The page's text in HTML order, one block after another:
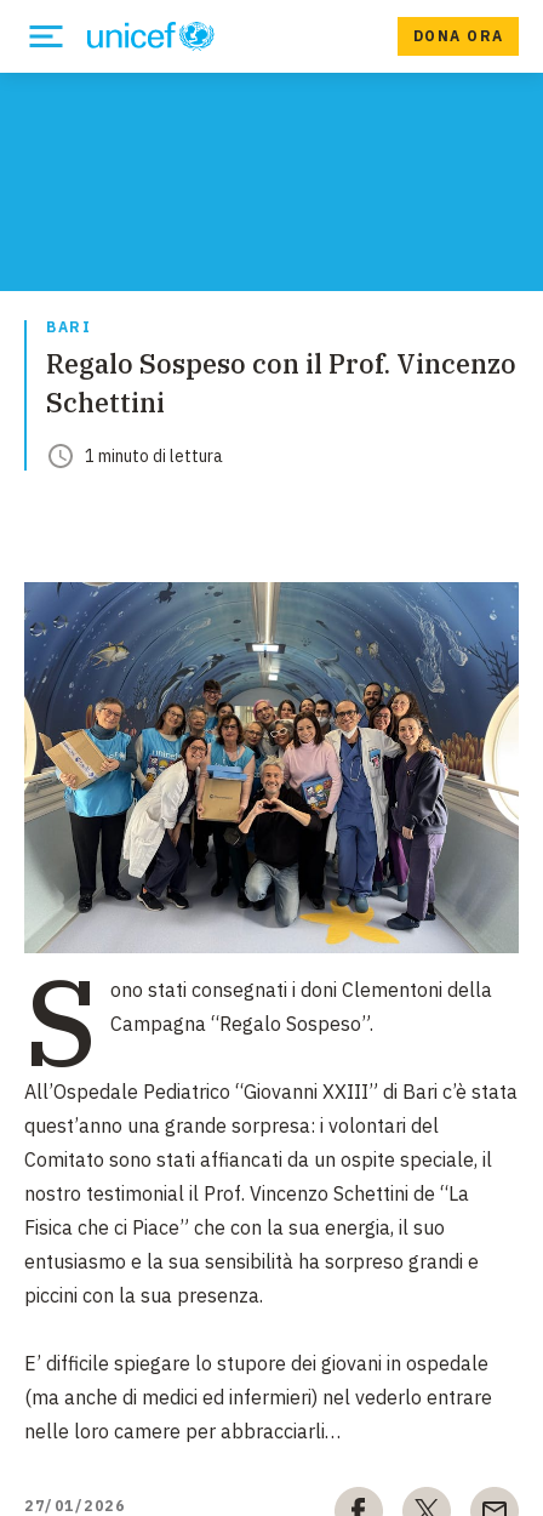
DONA ORA
BARI
Regalo Sospeso con il Prof. Vincenzo
Schettini
1 minuto di lettura
S
ono stati consegnati i doni Clementoni della
Campagna “Regalo Sospeso”.
All’Ospedale Pediatrico “Giovanni XXIII” di Bari c’è stata
quest’anno una grande sorpresa: i volontari del
Comitato sono stati affiancati da un ospite speciale, il
nostro testimonial il Prof. Vincenzo Schettini de “La
Fisica che ci Piace” che con la sua energia, il suo
entusiasmo e la sua sensibilità ha sorpreso grandi e
piccini con la sua presenza.
E’ difficile spiegare lo stupore dei giovani in ospedale
(ma anche di medici ed infermieri) nel vederlo entrare
nelle loro camere per abbracciarli…
27/01/2026